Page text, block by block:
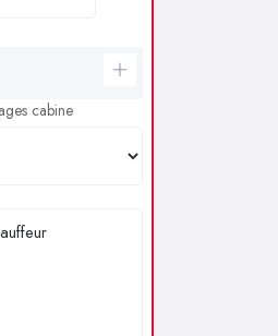
cabine